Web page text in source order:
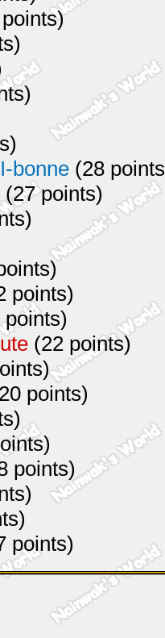
bonne (28
(27 points)
points)
points)
(22 points)
points)
points)
points)